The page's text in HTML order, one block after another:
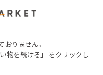
りません。
物を続ける」 をクリックし